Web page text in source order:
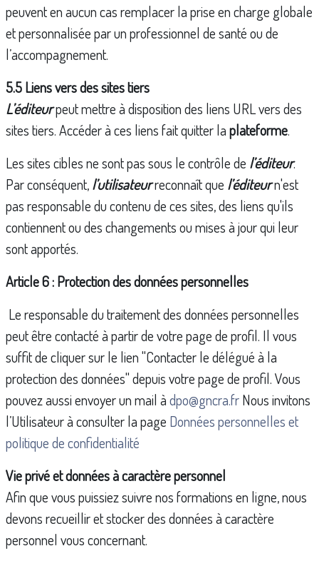
peuvent en aucun cas remplacer la prise en charge globale
et personnalisée par un professionnel de santé ou de
l’accompagnement.
5.5 Liens vers des sites tiers
L’éditeurpeut mettre à disposition des liens URL vers des
sites tiers. Accéder à ces liens fait quitter laplateforme.
Les sites cibles ne sont pas sous le contrôle de l’éditeur.
Par conséquent,l’utilisateurreconnaît que l’éditeurn'est
pas responsable du contenu de ces sites, des liens qu'ils
contiennent ou des changements ou mises à jour qui leur
sont apportés.
Article 6 : Protection des données personnelles
Le responsable du traitement des données personnelles
peut être contacté à partir de votre page de profil. Il vous
suffit de cliquer sur le lien "Contacter le délégué à la
protection des données" depuis votre page de profil. Vous
pouvez aussi envoyer un mail àdpo@gncra.frNous invitons
l’Utilisateur à consulter la page Données personnelles et
politique de confidentialité
Vie privé et données à caractère personnel
Afin que vous puissiez suivre nos formations en ligne, nous
devons recueillir et stocker des données à caractère
personnel vous concernant.